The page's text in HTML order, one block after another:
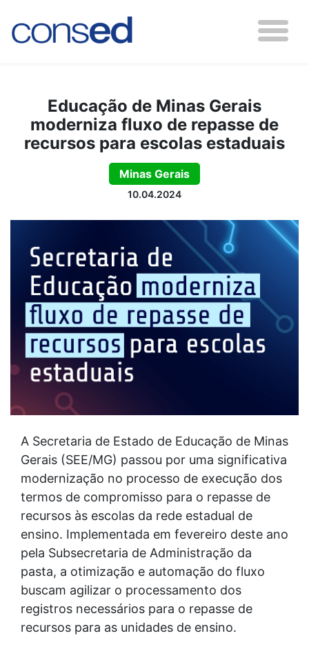
Educação de Minas Gerais
moderniza fluxo de repasse de
recursos para escolas estaduais
Minas Gerais
10.04.2024
A Secretaria de Estado de Educação de Minas
Gerais (SEE/MG) passou por uma significativa
modernização no processo de execução dos
termos de compromisso para o repasse de
recursos às escolas da rede estadual de
ensino. Implementada em fevereiro deste ano
pela Subsecretaria de Administração da
pasta, a otimização e automação do fluxo
buscam agilizar o processamento dos
registros necessários para o repasse de
recursos para as unidades de ensino.